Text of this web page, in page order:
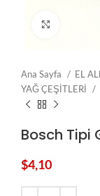
Ana Sayfa
EL
YAĞ ÇEŞİTLERİ
Bosch Tipi
$4,10